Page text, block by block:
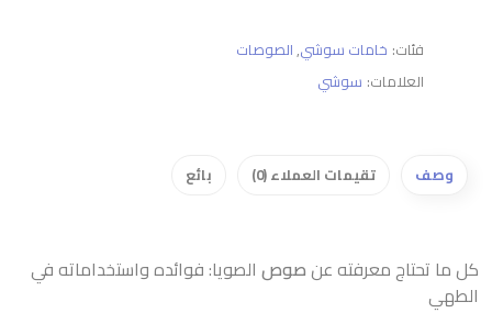
فئات: خامات سوشي,الصوصات
العلامات: سوشي
وصف تقيمات العملاء (0) بائع
كل ما تحتاج معرفته عنصوص الصويا: فوائده واستخداماته في
الطهي